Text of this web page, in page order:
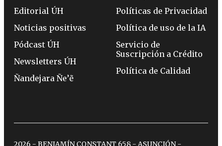
Editorial ÚH
Noticias positivas
Pódcast ÚH
Newsletters ÚH
Ñandejara Ñe’ẽ
Políticas de Privacidad
Política de uso de la IA
Servicio de
Suscripción a Crédito
Política de Calidad
2026 - BENJAMÍN CONSTANT 658 - ASUNCIÓN -